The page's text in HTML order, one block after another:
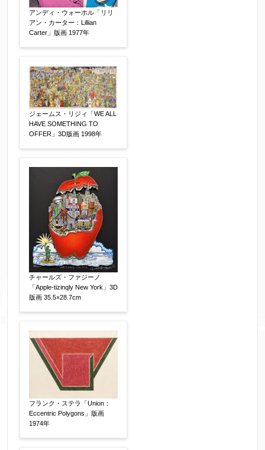
その他 【任意】
添付画像 【任意】
※添付画像は5MBまでのjpg、gif、pig、pdf形式
にてお送りください。
※追加や複数点ある場合はフォーム送信後に送ら
送り頂けます。
アンディ・ウォーホル「リリ
アン・カーター：Lillian
Carter」版画 1977年
ジェームス・リジィ「WE ALL
HAVE SOMETHING TO
OFFER」3D版画 1998年
チャールズ・ファジーノ
「Apple-tizinqly New York」3D
版画 35.5×28.7cm
フランク・ステラ「Union：
Eccentric Polygons」版画
1974年